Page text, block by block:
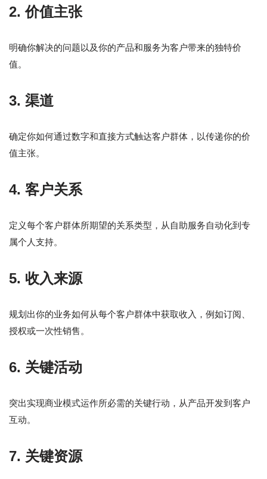
2. 价值主张
明确你解决的问题以及你的产品和服务为客户带来的独特价
值。
3. 渠道
确定你如何通过数字和直接方式触达客户群体，以传递你的价
值主张。
4. 客户关系
定义每个客户群体所期望的关系类型，从自助服务自动化到专
属个人支持。
5. 收入来源
规划出你的业务如何从每个客户群体中获取收入，例如订阅、
授权或一次性销售。
6. 关键活动
突出实现商业模式运作所必需的关键行动，从产品开发到客户
互动。
7. 关键资源